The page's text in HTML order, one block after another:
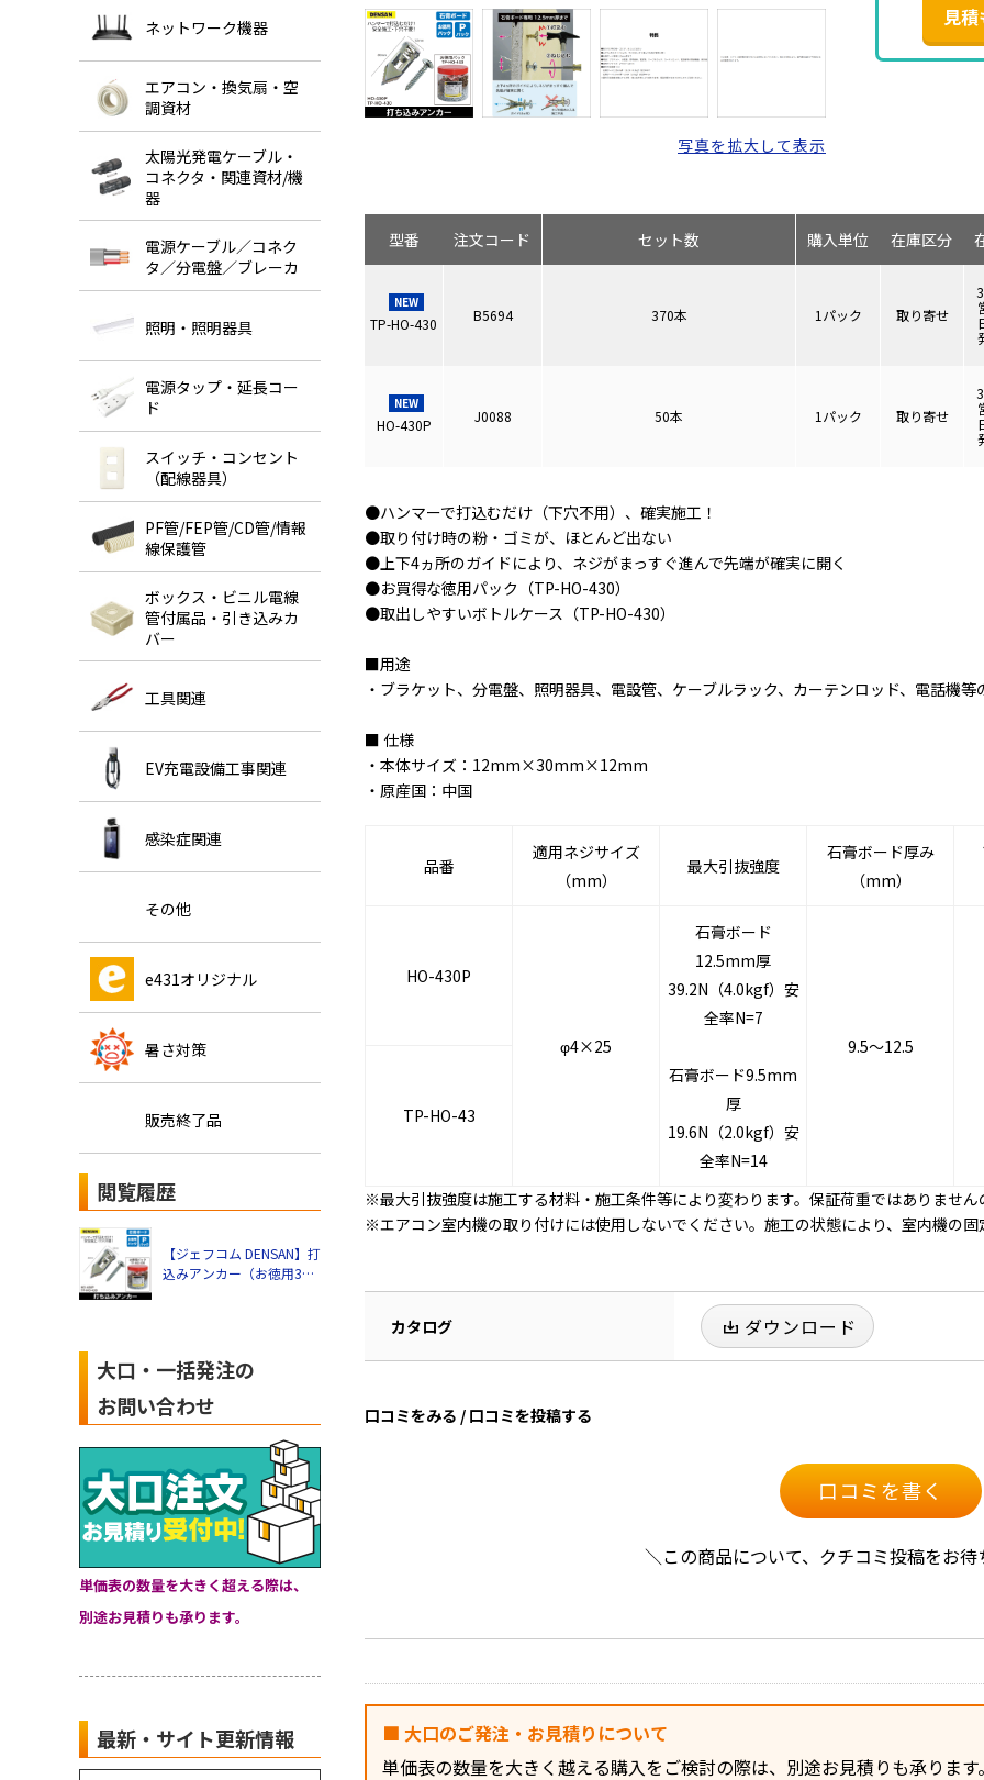
ネットワーク機器
エアコン・換気扇・空
調資材
太陽光発電ケーブル・
コネクタ・関連資材/機
器
電源ケーブル／コネク
タ／分電盤／ブレーカ
照明・照明器具
電源タップ・延長コー
ド
スイッチ・コンセント
（配線器具）
PF管/FEP管/CD管/情報
線保護管
ボックス・ビニル電線
管付属品・引き込みカ
バー
工具関連
EV充電設備工事関連
感染症関連
その他
e431オリジナル
暑さ対策
販売終了品
閲覧履歴
【ジェフコム DENSAN】打
込みアンカー（お徳用370
大口・一括発注の
お問い合わせ
単価表の数量を大きく超える際は、
別途お見積りも承ります。
最新・サイト更新情報
見
写真を拡大して表示
型番 注文コード
NEW
TP-HO-430 B5694
NEW
HO-430P J0088
セット数
370本
50本
購入単位 在庫区分
1パック 取り寄せ
1パック 取り寄せ
●ハンマーで打込むだけ（下穴不用）、確実施工！
●取り付け時の粉・ゴミが、ほとんど出ない
●上下4ヵ所のガイドにより、ネジがまっすぐ進んで先端が確実に開く
●お買得な徳用パック（TP-HO-430）
●取出しやすいボトルケース（TP-HO-430）
■用途
・ブラケット、分電盤、照明器具、電設管、ケーブルラック、カーテンロッド、電話機
■ 仕様
・本体サイズ：12mm×30mm×12mm
・原産国：中国
品番
適用ネジサイズ
（mm）
最大引抜強度
石膏ボード厚み
（mm）
HO-430P
φ4×25
石膏ボード
12.5mm厚
39.2N（4.0kgf）安
全率N=7
石膏ボード9.5mm
厚
19.6N（2.0kgf）安
全率N=14
9.5～12.5
TP-HO-43
※最大引抜強度は施工する材料・施工条件等により変わります。保証荷重ではありませ
※エアコン室内機の取り付けには使用しないでください。施工の状態により、室内機の
カタログ ダウンロード
口コミをみる / 口コミを投稿する
口コミを書く
＼この商品について、クチコミ投稿をお
■ 大口のご発注・お見積りについて
単価表の数量を大きく越える購入をご検討の際は、別途お見積りも承ります